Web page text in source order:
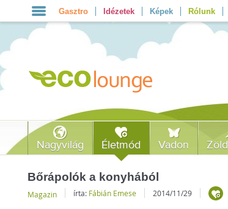
Gasztro Idézetek Képek Rólunk
Nagyvilág Életmód Vadon
Bőrápolók a konyhából
Magazin írta: Fábián Emese 2014/11/29